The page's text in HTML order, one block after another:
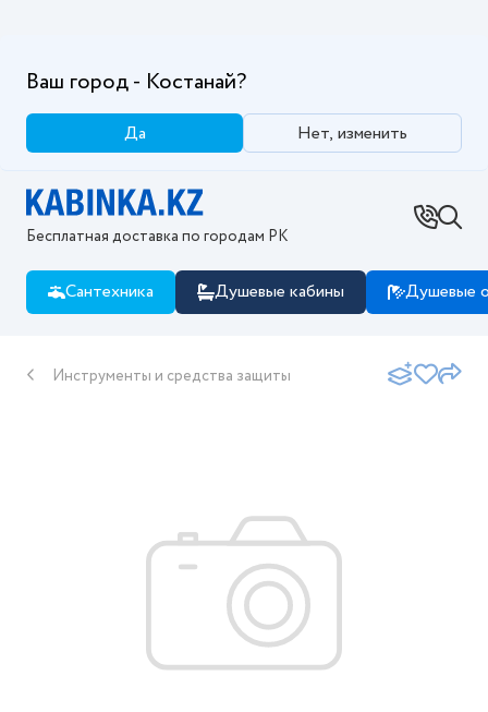
Ваш город - Костанай?
Да Нет, изменить
Бесплатная доставка по городам РК
Сантехника Душевые кабины Душевые
Инструменты и средства защиты